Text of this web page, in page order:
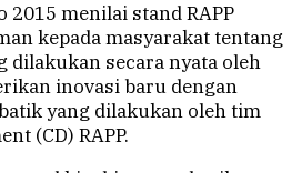
2015 menilai stand RAPP
kepada masyarakat tentang
dilakukan secara nyata oleh
inovasi baru dengan
yang dilakukan oleh tim
(CD) RAPP.